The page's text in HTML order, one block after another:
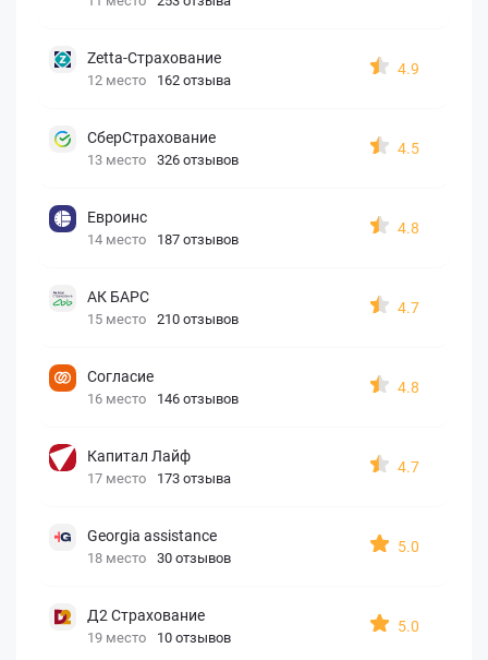
Zetta-Страхование
12 место 162 отзыва
4.9
СберСтрахование
13 место 326 отзывов
4.5
Евроинс
14 место 187 отзывов
4.8
АК БАРС
15 место 210 отзывов
4.7
Согласие
16 место 146 отзывов
4.8
Капитал Лайф
17 место 173 отзыва
4.7
Georgia assistance
18 место 30 отзывов
5.0
Д2 Страхование
19 место 10 отзывов
5.0